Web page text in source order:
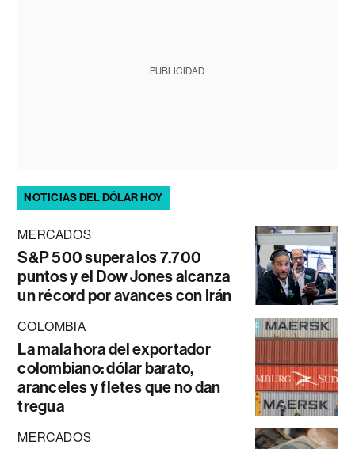
PUBLICIDAD
NOTICIAS DEL DÓLAR HOY
MERCADOS
S&P 500 supera los 7.700
puntos y el Dow Jones alcanza
un récord por avances con Irán
COLOMBIA
La mala hora del exportador
colombiano: dólar barato,
aranceles y fletes que no dan
tregua
MERCADOS